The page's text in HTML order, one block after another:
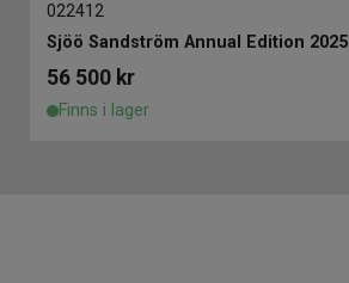
022412
Sjöö Sandström Annual Edition 2025
56 500 kr
Finns i lager